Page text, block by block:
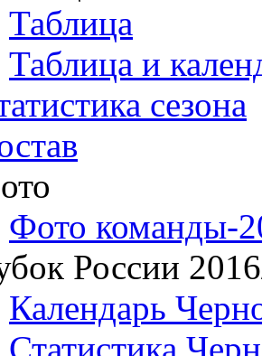
Таблица
Таблица и
сезона
Фото команды-
России
Календарь